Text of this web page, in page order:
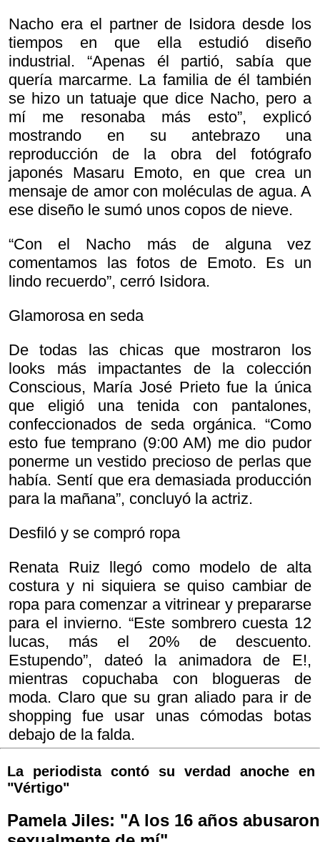
Nacho era el partner de Isidora desde los
tiempos en que ella estudió diseño
industrial. “Apenas él partió, sabía que
quería marcarme. La familia de él también
se hizo un tatuaje que dice Nacho, pero a
mí me resonaba más esto”, explicó
mostrando en su antebrazo una
reproducción de la obra del fotógrafo
japonés Masaru Emoto, en que crea un
mensaje de amor con moléculas de agua. A
ese diseño le sumó unos copos de nieve.
“Con el Nacho más de alguna vez
comentamos las fotos de Emoto. Es un
lindo recuerdo”, cerró Isidora.
Glamorosa en seda
De todas las chicas que mostraron los
looks más impactantes de la colección
Conscious, María José Prieto fue la única
que eligió una tenida con pantalones,
confeccionados de seda orgánica. “Como
esto fue temprano (9:00 AM) me dio pudor
ponerme un vestido precioso de perlas que
había. Sentí que era demasiada producción
para la mañana”, concluyó la actriz.
Desfiló y se compró ropa
Renata Ruiz llegó como modelo de alta
costura y ni siquiera se quiso cambiar de
ropa para comenzar a vitrinear y prepararse
para el invierno. “Este sombrero cuesta 12
lucas, más el 20% de descuento.
Estupendo”, dateó la animadora de E!,
mientras copuchaba con blogueras de
moda. Claro que su gran aliado para ir de
shopping fue usar unas cómodas botas
debajo de la falda.
La periodista contó su verdad anoche en
"Vértigo"
Pamela Jiles: "A los 16 años abusaron